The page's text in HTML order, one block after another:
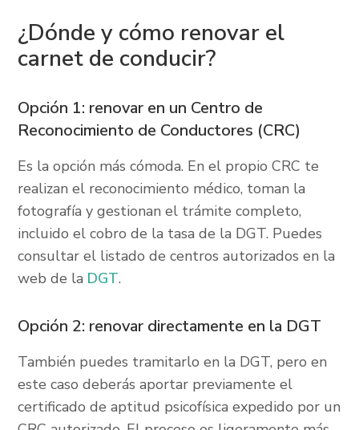
¿Dónde y cómo renovar el
carnet de conducir?
Opción 1: renovar en un Centro de
Reconocimiento de Conductores (CRC)
Es la opción más cómoda. En el propio CRC te
realizan el reconocimiento médico, toman la
fotografía y gestionan el trámite completo,
incluido el cobro de la tasa de la DGT. Puedes
consultar el listado de centros autorizados en la
web de la DGT.
Opción 2: renovar directamente en la DGT
También puedes tramitarlo en la DGT, pero en
este caso deberás aportar previamente el
certificado de aptitud psicofísica expedido por un